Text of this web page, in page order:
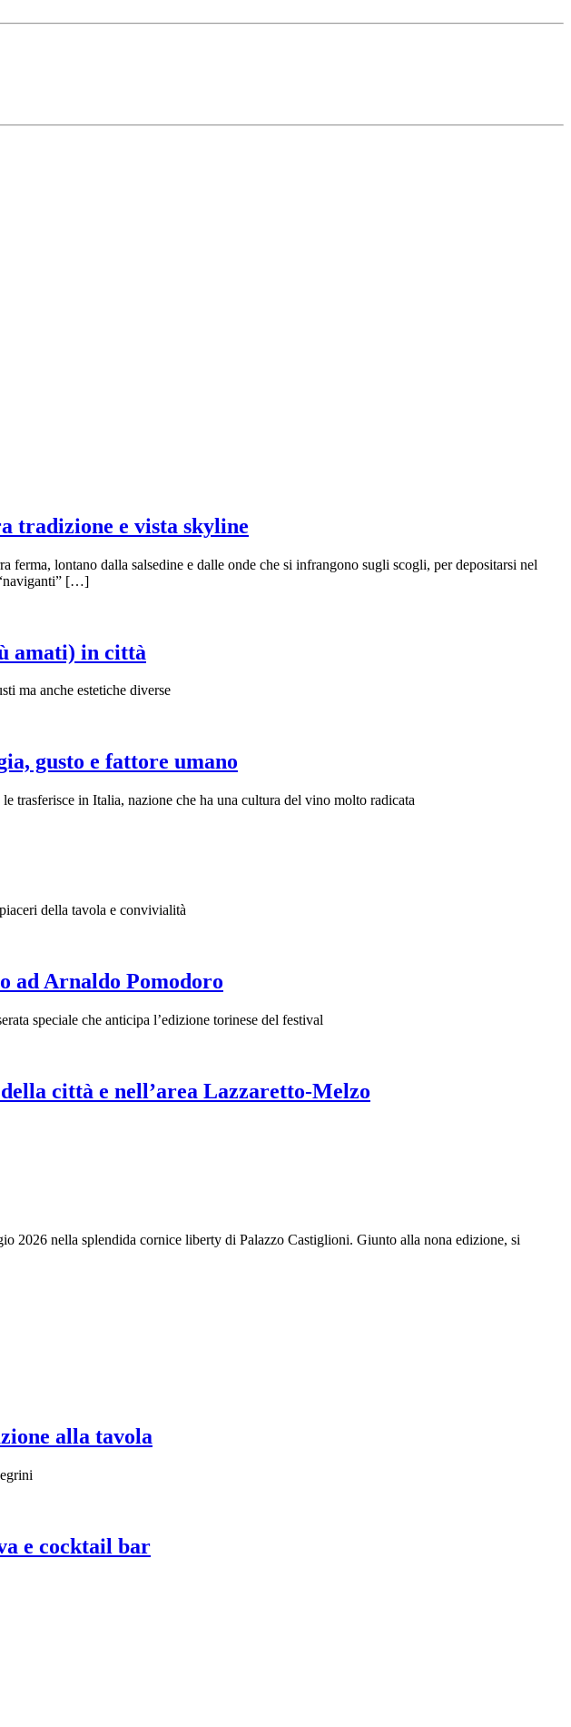
tradizione e vista skyline
ferma, lontano dalla salsedine e dalle onde che si infrangono sugli scogli, per depositarsi nel
[…]
amati) in città
ma anche estetiche diverse
gusto e fattore umano
trasferisce in Italia, nazione che ha una cultura del vino molto radicata
della tavola e convivialità
ad Arnaldo Pomodoro
speciale che anticipa l’edizione torinese del festival
città e nell’area Lazzaretto-Melzo
nella splendida cornice liberty di Palazzo Castiglioni. Giunto alla nona edizione, si
alla tavola
e cocktail bar